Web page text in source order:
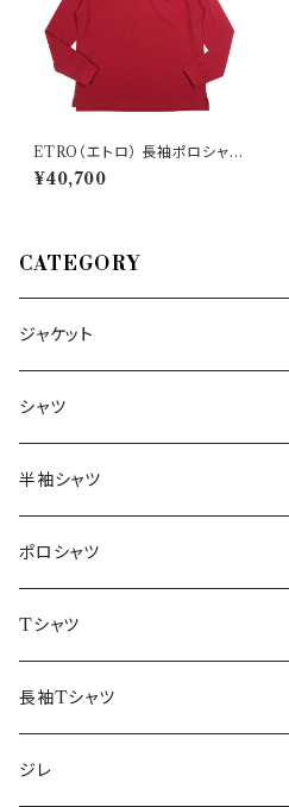
ETRO（エトロ） 長袖ポロシャツ
U22 1Y910 9990 32249
¥40,700
CATEGORY
ジャケット
～44/S
46/M
48/L
50/XL～
シャツ
～44/S
46/M
48/L
50/XL～
半袖シャツ
～44/S
46/M
48/L
50/XL～
ポロシャツ
～44/S
46/M
48/L
Tシャツ
～44/S
46/M
長袖Tシャツ
～44/S
ジレ